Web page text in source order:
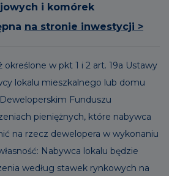
i komórek
na stronie inwestycji >
w pkt 1 i 2 art. 19a Ustawy
lokalu mieszkalnego lub domu
Funduszu
pieniężnych, które nabywca
na rzecz dewelopera w wykonaniu
Nabywca lokalu będzie
według stawek rynkowych na